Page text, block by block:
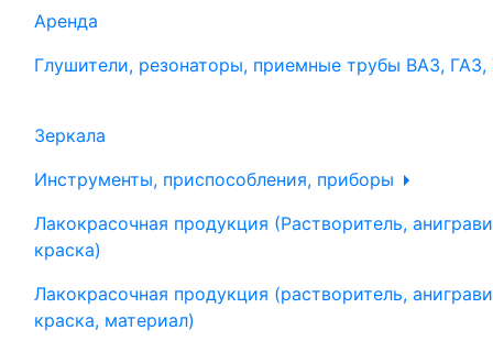
Аренда
Глушители, резонаторы, приемные трубы ВАЗ, ГАЗ,
Зеркала
Инструменты, приспособления, приборы
Лакокрасочная продукция (Растворитель,
краска)
Лакокрасочная продукция (растворитель,
краска, материал)